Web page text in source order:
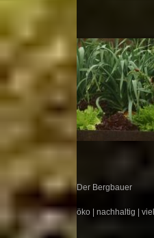
Der Bergbauer
öko | nachhaltig |